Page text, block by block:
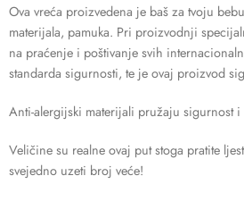
Ova vreća proizvedena je baš za tvoju
materijala, pamuka. Pri proizvodnji
na praćenje i poštivanje svih
standarda sigurnosti, te je ovaj proizvod
Anti-alergijski materijali pružaju sigurnost
Veličine su realne ovaj put stoga pratite
svejedno uzeti broj veće!